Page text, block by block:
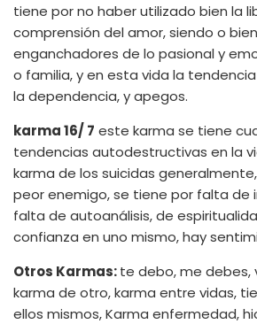
tiene por no haber utilizado bien la
comprensión del amor, siendo o
enganchadores de lo pasional y
o familia, y en esta vida la
la dependencia, y apegos.
karma 16/ 7 este karma se tiene
tendencias autodestructivas en la
karma de los suicidas
peor enemigo, se tiene por falta de
falta de autoanálisis, de
confianza en uno mismo, hay
Otros Karmas:te debo, me debes,
karma de otro, karma entre vidas,
ellos mismos, Karma enfermedad,